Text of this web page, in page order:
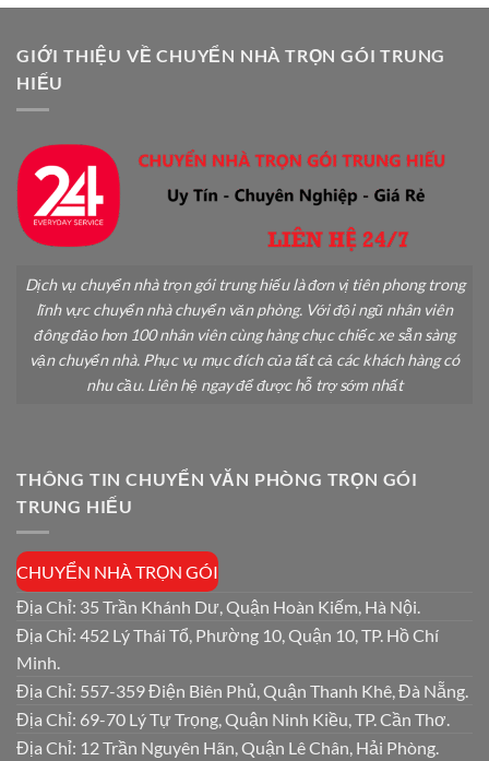
Nhà
Toàn
Không
GIỚI THIỆU VỀ CHUYỂN NHÀ TRỌN GÓI TRUNG
HIẾU
Dịch vụ chuyển nhà trọn gói trung hiếu là đơn vị tiên phong trong
lĩnh vực chuyển nhà chuyển văn phòng. Với đội ngũ nhân viên
đông đảo hơn 100 nhân viên cùng hàng chục chiếc xe sẵn sàng
vận chuyển nhà. Phục vụ mục đích của tất cả các khách hàng có
nhu cầu. Liên hệ ngay để được hỗ trợ sớm nhất
THÔNG TIN CHUYỂN VĂN PHÒNG TRỌN GÓI
TRUNG HIẾU
CHUYỂN NHÀ TRỌN GÓI
Địa Chỉ: 35 Trần Khánh Dư, Quận Hoàn Kiếm, Hà Nội.
Địa Chỉ: 452 Lý Thái Tổ, Phường 10, Quận 10, TP. Hồ Chí
Minh.
Địa Chỉ: 557-359 Điện Biên Phủ, Quận Thanh Khê, Đà Nẵng.
Địa Chỉ: 69-70 Lý Tự Trọng, Quận Ninh Kiều, TP. Cần Thơ.
Địa Chỉ: 12 Trần Nguyên Hãn, Quận Lê Chân, Hải Phòng.